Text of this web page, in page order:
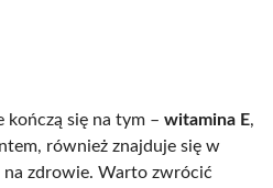
kończą się na tym – witamina E,
również znajduje się w
zdrowie. Warto zwrócić